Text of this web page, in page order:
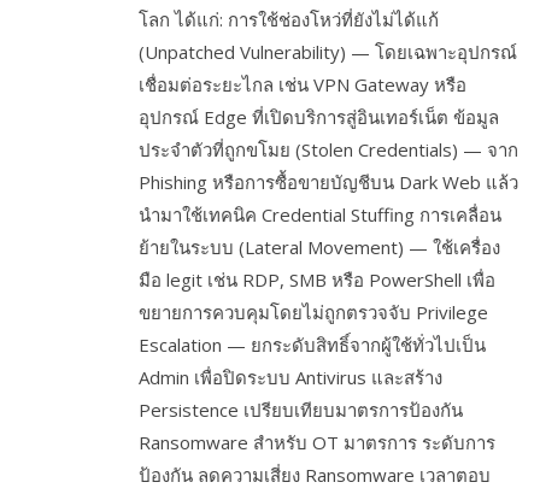
โลก ได้แก่: การใช้ช่องโหว่ที่ยังไม่ได้แก้
(Unpatched Vulnerability) — โดยเฉพาะอุปกรณ์
เชื่อมต่อระยะไกล เช่น VPN Gateway หรือ
อุปกรณ์ Edge ที่เปิดบริการสู่อินเทอร์เน็ต ข้อมูล
ประจำตัวที่ถูกขโมย (Stolen Credentials) — จาก
Phishing หรือการซื้อขายบัญชีบน Dark Web แล้ว
นำมาใช้เทคนิค Credential Stuffing การเคลื่อน
ย้ายในระบบ (Lateral Movement) — ใช้เครื่อง
มือ legit เช่น RDP, SMB หรือ PowerShell เพื่อ
ขยายการควบคุมโดยไม่ถูกตรวจจับ Privilege
Escalation — ยกระดับสิทธิ์จากผู้ใช้ทั่วไปเป็น
Admin เพื่อปิดระบบ Antivirus และสร้าง
Persistence เปรียบเทียบมาตรการป้องกัน
Ransomware สำหรับ OT มาตรการ ระดับการ
ป้องกัน ลดความเสี่ยง Ransomware เวลาตอบ